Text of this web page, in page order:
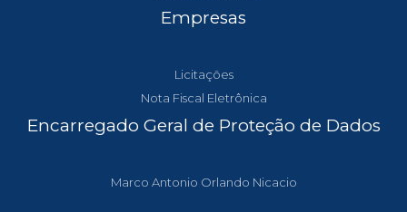
Empresas
Licitações
Nota Fiscal Eletrônica
Encarregado Geral de Proteção de Dados
Marco Antonio Orlando Nicacio